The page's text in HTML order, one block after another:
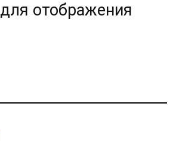
отображения